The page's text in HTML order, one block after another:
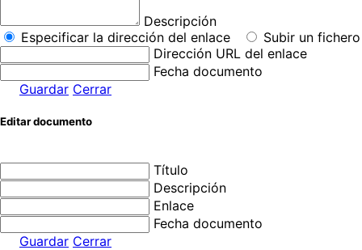
Descripción
Especificar la dirección del enlace
Subir un fichero
Dirección URL del enlace
Fecha documento
Guardar Cerrar
Editar documento
Título
Descripción
Enlace
Fecha documento
Guardar Cerrar